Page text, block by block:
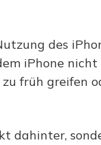
des
iPhone
früh greifen
dahinter,